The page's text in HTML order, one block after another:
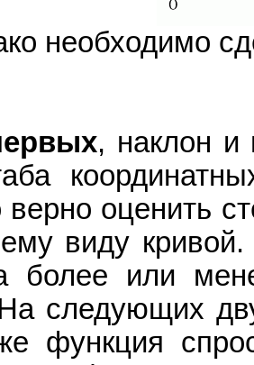
необходимо
, наклон и
оценить
виду
более или
следующих
функция